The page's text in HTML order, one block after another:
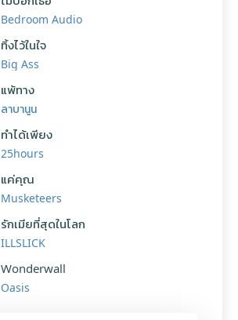
Bedroom Audio
ทิ้งไว้ในใจ
Big Ass
แพ้ทาง
ลาบานูน
ทำได้เพียง
25hours
แค่คุณ
Musketeers
รักเมียที่สุดในโลก
ILLSLICK
Wonderwall
Oasis